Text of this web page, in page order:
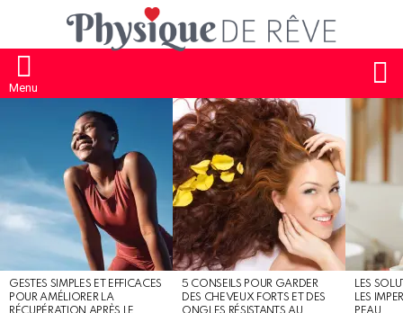
Menu
GESTES SIMPLES ET EFFICACES
POUR AMÉLIORER LA
RÉCUPÉRATION APRÈS LE
5 CONSEILS POUR GARDER
DES CHEVEUX FORTS ET DES
ONGLES RÉSISTANTS AU
LES
LES
PEAU